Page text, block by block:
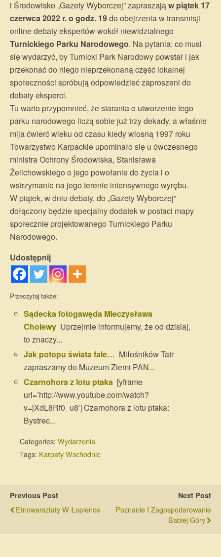
i Środowisko „Gazety Wyborczej” zapraszająw piątek 17
czerwca 2022 r. o godz. 19do obejrzenia w transmisji
online debaty ekspertów wokół niewidzialnego
Turnickiego Parku Narodowego. Na pytania: co musi
się wydarzyć, by Turnicki Park Narodowy powstał i jak
przekonać do niego nieprzekonaną część lokalnej
społeczności spróbują odpowiedzieć zaproszeni do
debaty eksperci.
Tu warto przypomnieć, że starania o utworzenie tego
parku narodowego liczą sobie już trzy dekady, a właśnie
mija ćwierć wieku od czasu kiedy wiosną 1997 roku
Towarzystwo Karpackie upominało się u ówczesnego
ministra Ochrony Środowiska, Stanisława
Żelichowskiego o jego powołanie do życia i o
wstrzymanie na jego terenie intensywnego wyrębu.
W piątek, w dniu debaty, do „Gazety Wyborczej”
dołączony będzie specjalny dodatek w postaci mapy
społecznie projektowanego Turnickiego Parku
Narodowego.
Udostępnij
Przeczytaj także:
Sądecka fotogawęda Mieczysława
Cholewy Uprzejmie informujemy, że od dzisiaj,
to znaczy...
Jak potopu świata fale… Miłośników Tatr
zapraszamy do Muzeum Ziemi PAN...
Czarnohora z lotu ptaka [yframe
url=’http://www.youtube.com/watch?
v=jXdL8Rf0_u8′] Czarnohora z lotu ptaka:
Bystrec...
Categories: Wydarzenia
Tags: Karpaty Wschodnie
Previous Post
Etnowarsztaty W Łopience
Next Post
Poznanie I Zagospodarowanie
Babiej Góry